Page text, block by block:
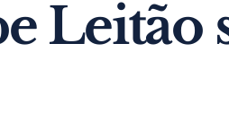
Leitão